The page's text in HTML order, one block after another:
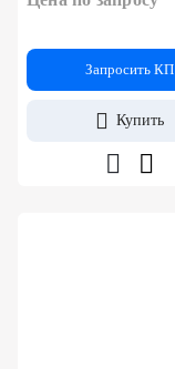
Запросить КП
Купить